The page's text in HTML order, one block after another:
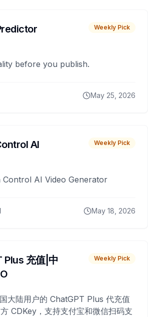
Weekly Pick
before you publish.
May 25, 2026
AI Weekly Pick
AI Video Generator
May 18, 2026
Plus 充值|中
Weekly Pick
大陆用户的 ChatGPT Plus 代充值
CDKey，支持支付宝和微信扫码支